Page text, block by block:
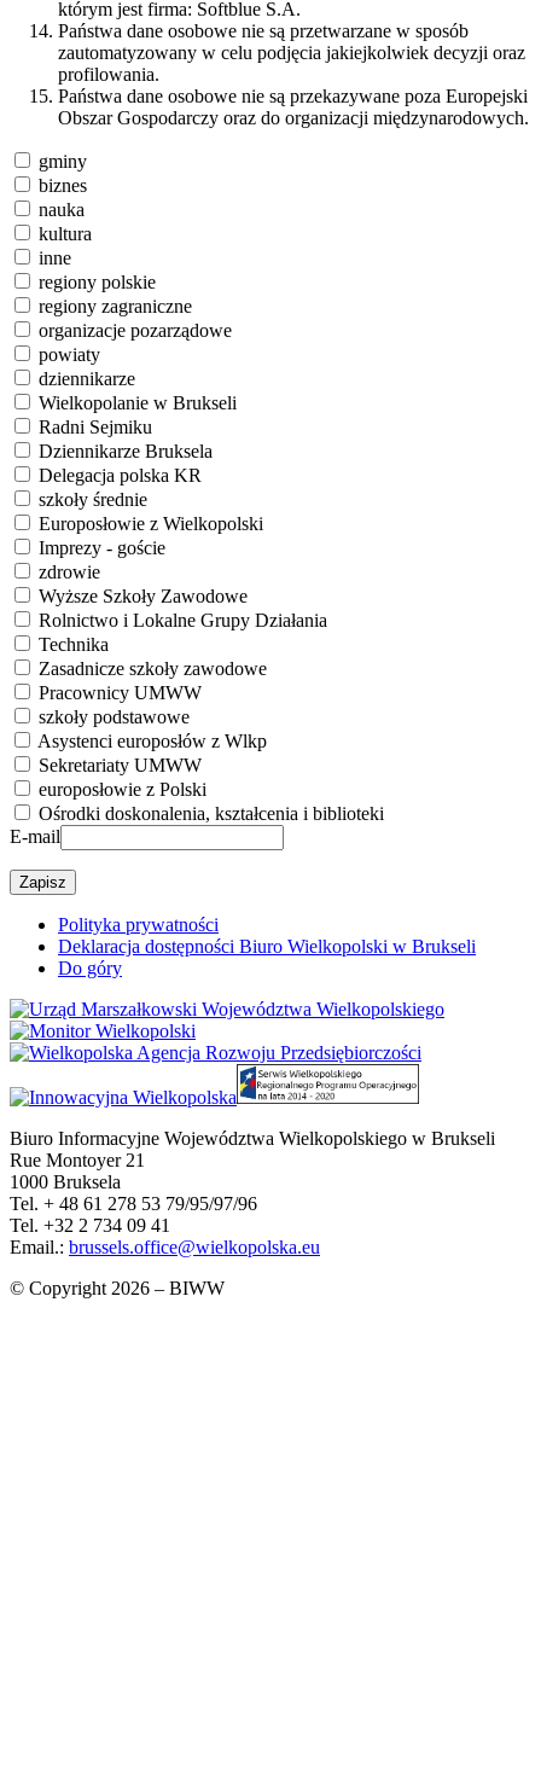
którym jest firma: Softblue S.A.
Państwa dane osobowe nie są przetwarzane w sposób
zautomatyzowany w celu podjęcia jakiejkolwiek decyzji oraz
profilowania.
Państwa dane osobowe nie są przekazywane poza Europejski
Obszar Gospodarczy oraz do organizacji międzynarodowych.
gminy
biznes
nauka
kultura
inne
regiony polskie
regiony zagraniczne
organizacje pozarządowe
powiaty
dziennikarze
Wielkopolanie w Brukseli
Radni Sejmiku
Dziennikarze Bruksela
Delegacja polska KR
szkoły średnie
Europosłowie z Wielkopolski
Imprezy - goście
zdrowie
Wyższe Szkoły Zawodowe
Rolnictwo i Lokalne Grupy Działania
Technika
Zasadnicze szkoły zawodowe
Pracownicy UMWW
szkoły podstawowe
Asystenci europosłów z Wlkp
Sekretariaty UMWW
europosłowie z Polski
Ośrodki doskonalenia, kształcenia i biblioteki
E-mail
Polityka prywatności
Deklaracja dostępności Biuro Wielkopolski w Brukseli
Do góry
Biuro Informacyjne Województwa Wielkopolskiego w Brukseli
Rue Montoyer 21
1000 Bruksela
Tel. + 48 61 278 53 79/95/97/96
Tel. +32 2 734 09 41
Email.: brussels.office@wielkopolska.eu
© Copyright 2026 – BIWW